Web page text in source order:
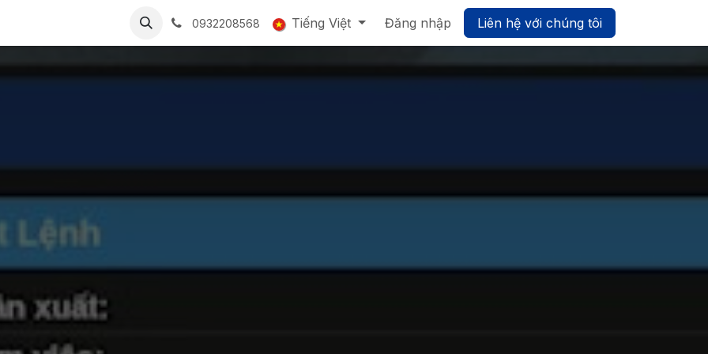
CỘNG ĐỒNG LIÊN HỆ Tuyển dụng SmartBiz UMP - Nền tảng Quản trị Hợp nhất
0932208568 Tiếng Việt Đăng nhập Liên hệ với chúng tôi